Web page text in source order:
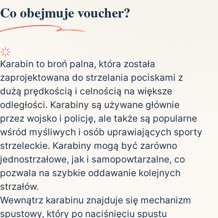
Co obejmuje voucher?
Karabin to broń palna, która została
zaprojektowana do strzelania pociskami z
dużą prędkością i celnością na większe
odległości. Karabiny są używane głównie
przez wojsko i policję, ale także są popularne
wśród myśliwych i osób uprawiających sporty
strzeleckie. Karabiny mogą być zarówno
jednostrzałowe, jak i samopowtarzalne, co
pozwala na szybkie oddawanie kolejnych
strzałów.
Wewnątrz karabinu znajduje się mechanizm
spustowy, który po naciśnięciu spustu